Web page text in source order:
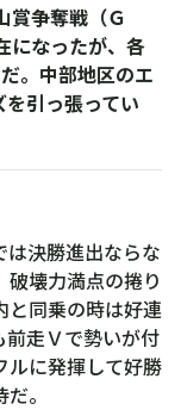
賞争奪戦（Ｇ
になったが、各
。中部地区のエ
引っ張ってい
決勝進出ならな
壊力満点の捲り
と同乗の時は好連
走Ｖで勢いが付
ルに発揮して好勝
。